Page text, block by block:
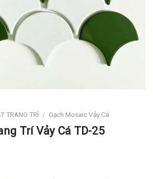
TRANG TRÍ / Gạch Mosaic Vảy Cá
Trí Vảy Cá TD-25